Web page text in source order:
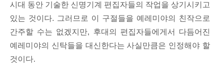
시대 동안 기술한 신명기계 편집자들의 작업을 상기시키고
있는 것이다. 그러므로 이 구절들을 예레미야의 친작으로
간주할 수는 없겠지만, 후대의 편집자들에게서 다듬어진
예레미야의 신탁들을 대신한다는 사실만큼은 인정해야 할
것이다.